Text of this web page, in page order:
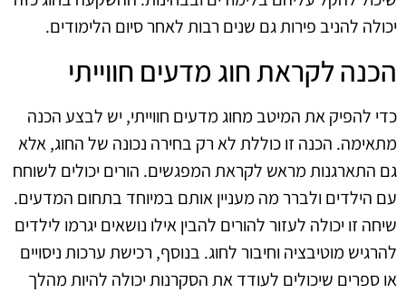
יכולה להניב פירות גם שנים רבות לאחר סיום הלימודים.
הכנה לקראת חוג מדעים חווייתי
כדי להפיק את המיטב מחוג מדעים חווייתי, יש לבצע הכנה
מתאימה. הכנה זו כוללת לא רק בחירה נכונה של החוג, אלא
גם התארגנות מראש לקראת המפגשים. הורים יכולים לשוחח
עם הילדים ולברר מה מעניין אותם במיוחד בתחום המדעים.
שיחה זו יכולה לעזור להורים להבין אילו נושאים יגרמו לילדים
להרגיש מוטיבציה וחיבור לחוג. בנוסף, רכישת ערכות ניסויים
או ספרים שיכולים לעודד את הסקרנות יכולה להיות מהלך